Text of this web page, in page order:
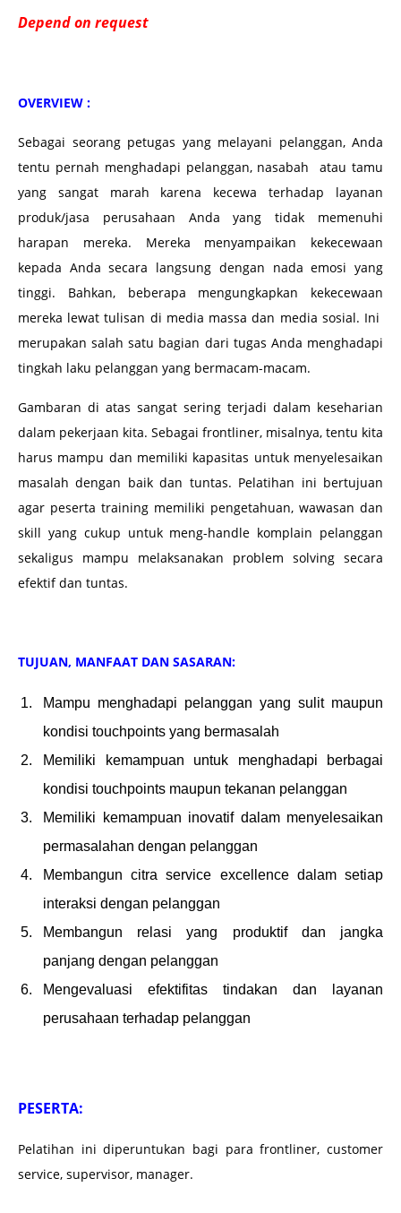
Depend on request
OVERVIEW :
Sebagai seorang petugas yang melayani pelanggan, Anda
tentu pernah menghadapi pelanggan, nasabah atau tamu
yang sangat marah karena kecewa terhadap layanan
produk/jasa perusahaan Anda yang tidak memenuhi
harapan mereka. Mereka menyampaikan kekecewaan
kepada Anda secara langsung dengan nada emosi yang
tinggi. Bahkan, beberapa mengungkapkan kekecewaan
mereka lewat tulisan di media massa dan media sosial. Ini
merupakan salah satu bagian dari tugas Anda menghadapi
tingkah laku pelanggan yang bermacam-macam.
Gambaran di atas sangat sering terjadi dalam keseharian
dalam pekerjaan kita. Sebagai frontliner, misalnya, tentu kita
harus mampu dan memiliki kapasitas untuk menyelesaikan
masalah dengan baik dan tuntas. Pelatihan ini bertujuan
agar peserta training memiliki pengetahuan, wawasan dan
skill yang cukup untuk meng-handle komplain pelanggan
sekaligus mampu melaksanakan problem solving secara
efektif dan tuntas.
TUJUAN, MANFAAT DAN SASARAN:
Mampu menghadapi pelanggan yang sulit maupun
kondisi touchpoints yang bermasalah
Memiliki kemampuan untuk menghadapi berbagai
kondisi touchpoints maupun tekanan pelanggan
Memiliki kemampuan inovatif dalam menyelesaikan
permasalahan dengan pelanggan
Membangun citra service excellence dalam setiap
interaksi dengan pelanggan
Membangun relasi yang produktif dan jangka
panjang dengan pelanggan
Mengevaluasi efektifitas tindakan dan layanan
perusahaan terhadap pelanggan
PESERTA:
Pelatihan ini diperuntukan bagi para frontliner, customer
service, supervisor, manager.